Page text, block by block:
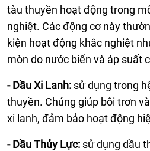
tàu thuyền hoạt động trong
nghiệt. Các động cơ này
kiện hoạt động khắc nghiệt
mòn do nước biển và áp suất
-Dầu Xi Lanh: sử dụng trong
thuyền. Chúng giúp bôi trơn
xi lanh, đảm bảo hoạt động
-Dầu Thủy Lực: sử dụng dầu